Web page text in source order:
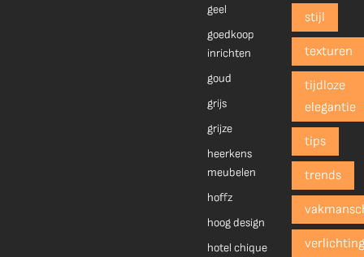
geel
goedkoop
inrichten
goud
grijs
grijze
heerkens
meubelen
hoffz
hoog design
hotel chique
stijl
texturen
tijdloze
elegantie
tips
trends